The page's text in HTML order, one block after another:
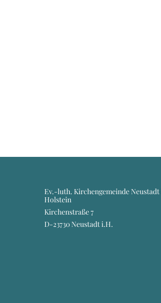
Ev.-luth. Kirchengemeinde
Holstein
Kirchenstraße 7
D-23730 Neustadt i.H.